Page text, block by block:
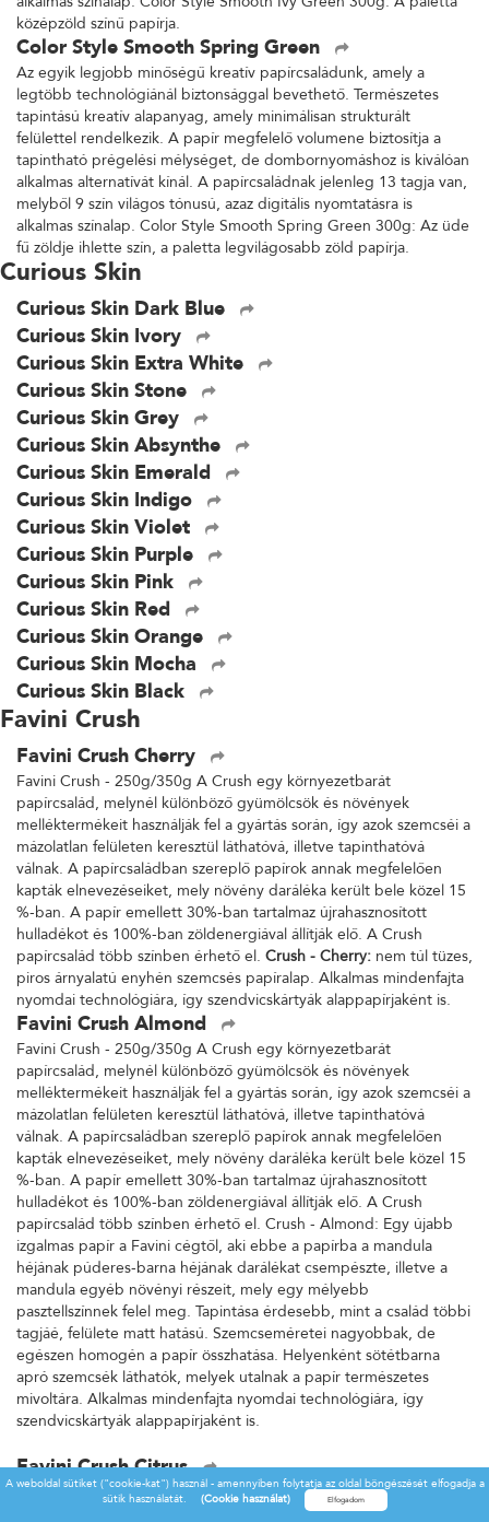
középzöld színű papírja.
Color Style Smooth Spring Green
Az egyik legjobb minőségű kreatív papírcsaládunk, amely a
legtöbb technológiánál biztonsággal bevethető. Természetes
tapintású kreatív alapanyag, amely minimálisan strukturált
felülettel rendelkezik. A papír megfelelő volumene biztosítja a
tapintható prégelési mélységet, de dombornyomáshoz is kiválóan
alkalmas alternatívát kínál. A papírcsaládnak jelenleg 13 tagja van,
melyből 9 szín világos tónusú, azaz digitális nyomtatásra is
alkalmas színalap. Color Style Smooth Spring Green 300g: Az üde
fű zöldje ihlette szín, a paletta legvilágosabb zöld papírja.
Curious Skin
Curious Skin Dark Blue
Curious Skin Ivory
Curious Skin Extra White
Curious Skin Stone
Curious Skin Grey
Curious Skin Absynthe
Curious Skin Emerald
Curious Skin Indigo
Curious Skin Violet
Curious Skin Purple
Curious Skin Pink
Curious Skin Red
Curious Skin Orange
Curious Skin Mocha
Curious Skin Black
Favini Crush
Favini Crush Cherry
Favini Crush - 250g/350g A Crush egy környezetbarát
papírcsalád, melynél különböző gyümölcsök és növények
melléktermékeit használják fel a gyártás során, így azok szemcséi a
mázolatlan felületen keresztül láthatóvá, illetve tapinthatóvá
válnak. A papírcsaládban szereplő papírok annak megfelelően
kapták elnevezéseiket, mely növény daráléka került bele közel 15
%-ban. A papír emellett 30%-ban tartalmaz újrahasznosított
hulladékot és 100%-ban zöldenergiával állítják elő. A Crush
papírcsalád több színben érhető el. Crush - Cherry: nem túl tüzes,
piros árnyalatú enyhén szemcsés papíralap. Alkalmas mindenfajta
nyomdai technológiára, így szendvicskártyák alappapírjaként is.
Favini Crush Almond
Favini Crush - 250g/350g A Crush egy környezetbarát
papírcsalád, melynél különböző gyümölcsök és növények
melléktermékeit használják fel a gyártás során, így azok szemcséi a
mázolatlan felületen keresztül láthatóvá, illetve tapinthatóvá
válnak. A papírcsaládban szereplő papírok annak megfelelően
kapták elnevezéseiket, mely növény daráléka került bele közel 15
%-ban. A papír emellett 30%-ban tartalmaz újrahasznosított
hulladékot és 100%-ban zöldenergiával állítják elő. A Crush
papírcsalád több színben érhető el. Crush - Almond: Egy újabb
izgalmas papír a Favini cégtől, aki ebbe a papírba a mandula
héjának púderes-barna héjának darálékat csempészte, illetve a
mandula egyéb növényi részeit, mely egy mélyebb
pasztellszínnek felel meg. Tapintása érdesebb, mint a család többi
tagjáé, felülete matt hatású. Szemcseméretei nagyobbak, de
egészen homogén a papír összhatása. Helyenként sötétbarna
apró szemcsék láthatók, melyek utalnak a papír természetes
mivoltára. Alkalmas mindenfajta nyomdai technológiára, így
szendvicskártyák alappapírjaként is.
Favini Crush Citrus
Favini Crush - 250g/350g A Crush egy környezetbarát
papírcsalád, melynél különböző gyümölcsök és növények
A weboldal sütiket ("cookie-kat") használ - amennyiben folytatja az oldal böngészését elfogadja a
sütik használatát.
(Cookie használat)